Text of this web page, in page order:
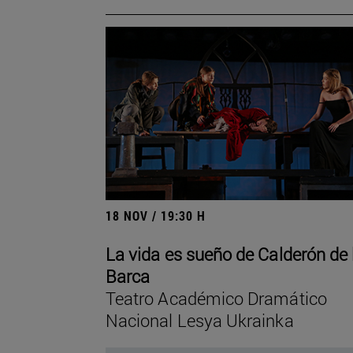
18 NOV / 19:30 H
La vida es sueño de Calderón de
Barca
Teatro Académico Dramático
Nacional Lesya Ukrainka